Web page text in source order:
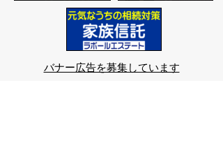
バナー広告を募集しています